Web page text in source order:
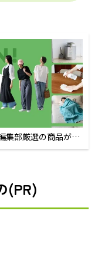
集部厳選の商品が買
(PR)